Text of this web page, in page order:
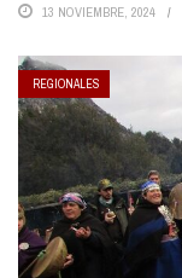
13 NOVIEMBRE, 2024
REGIONALES